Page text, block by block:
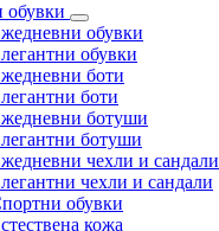
обувки
обувки
обувки
боти
боти
ботуши
ботуши
чехли и сандали
чехли и сандали
обувки
кожа